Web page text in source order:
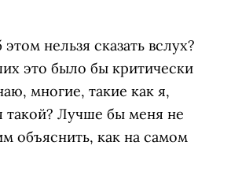
нельзя сказать вслух?
это было бы критически
многие, такие как я,
такой? Лучше бы меня не
объяснить, как на самом